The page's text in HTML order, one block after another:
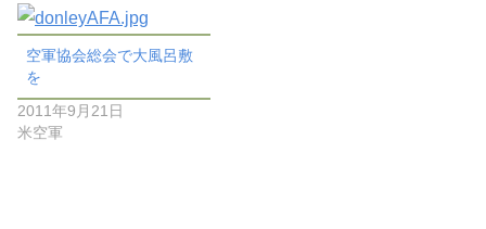
空軍協会総会で大風呂敷
を
2011年9月21日
米空軍